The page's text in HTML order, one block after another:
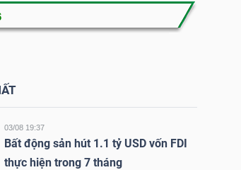
03/08 19:37
Bất động sản hút 1.1 tỷ USD vốn FDI
thực hiện trong 7 tháng